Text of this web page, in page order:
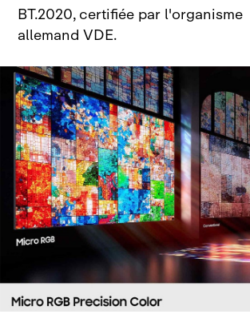
BT.2020, certifiée par l'organisme
allemand VDE.